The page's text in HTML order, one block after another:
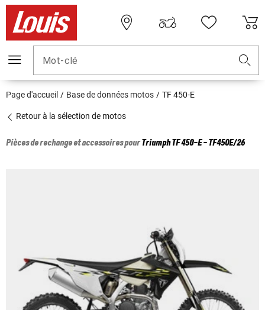
Mot-clé
Page d'accueil Base de données motos TF 450-E
Retour à la sélection de motos
Pièces de rechange et accessoires pourTriumphTF 450-E - TF450E/26